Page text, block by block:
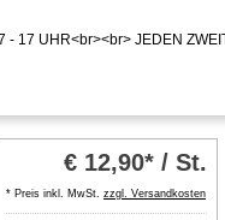
€ 12,90* / St.
* Preis inkl. MwSt. zzgl. Versandkosten